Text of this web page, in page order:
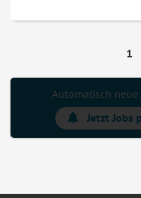
1
Automatisch
Jetzt Jobs